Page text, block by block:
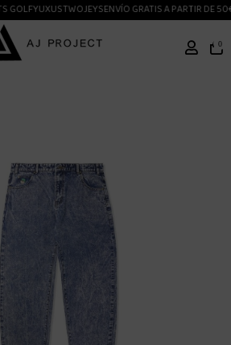
GOLFYUXUSTWOJEYSENVÍO GRATIS A PARTIR DE 50€
0